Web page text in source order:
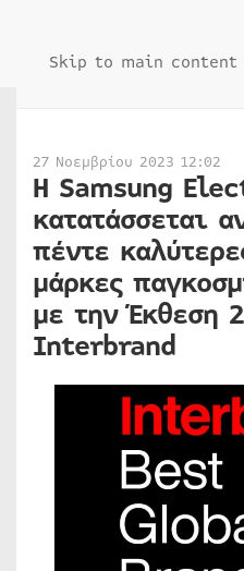
Skip to main content
27 Νοεμβρίου 2023 12:02
Η Samsung
κατατάσσεται
πέντε
μάρκες
με την Έκθεση
Interbrand